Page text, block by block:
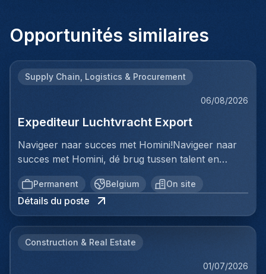
Opportunités similaires
Supply Chain, Logistics & Procurement
06/08/2026
Expediteur Luchtvracht Export
Navigeer naar succes met Homini!Navigeer naar
succes met Homini, dé brug tussen talent en
uitmuntende opportuniteiten binnen de
arbeidsmarkt. Als voorloper in wervingsdiensten,
matchen we toptalent met topbedrijven in diverse
sectoren. Met onze expertise en toewijding streven
plaatsingen. Bij Homini staat elk individu centraal;
Permanent Belgium On site
Détails du poste
Construction & Real Estate
01/07/2026